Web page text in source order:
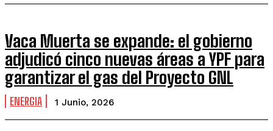
Vaca Muerta se expande: el gobierno
adjudicó cinco nuevas áreas a YPF para
garantizar el gas del Proyecto GNL
ENERGIA 1 Junio, 2026